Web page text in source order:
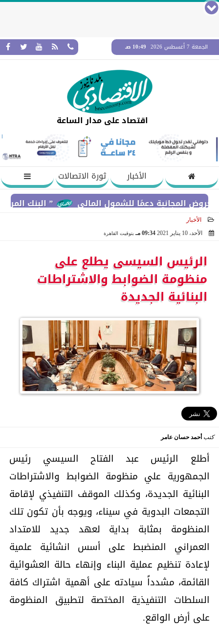
الجمعة 7 أغسطس 2026 10:49 صـ
اقتصاد على مدار الساعة
الأخبار
ثورة الاتصالات
” البنك المركزي” : معدلات الشمول المالي
دعمًا للشمول المالي
الأخبار
الأحد، 10 يناير 2021
09:34 مـ بتوقيت القاهرة
الرئيس السيسى يطلع على
منظومة الضوابط والاشتراطات
البنائية الجديدة
كتب أحمد حسان عامر
أطلع الرئيس عبد الفتاح السيسي رئيس
الجمهورية علي منظومة الضوابط والاشتراطات
البنائية الجديدة، وكذلك الموقف التنفيذي لإقامة
التجمعات البدوية في سيناء، ويوجه بأن تكون تلك
المنظومة بمثابة بداية لعهد جديد للامتداد
العمراني المنضبط على أسس انشائية علمية
لإعادة تنظيم عملية البناء وإنهاء حالة العشوائية
القائمة، مشدداً سيادته على أهمية اشتراك كافة
السلطات التنفيذية المختصة لتطبيق المنظومة
على أرض الواقع.